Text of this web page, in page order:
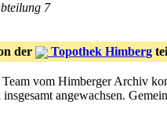
7
der Topothek Himberg
vom Himberger Archiv
angewachsen.